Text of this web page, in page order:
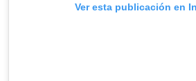
Ver esta publicación en